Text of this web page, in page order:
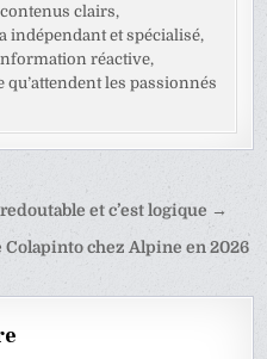
clairs,
indépendant et spécialisé,
réactive,
qu’attendent les passionnés
et c’est logique →
chez Alpine en 2026